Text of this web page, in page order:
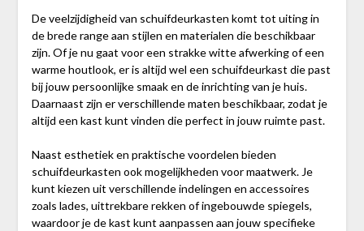
De veelzijdigheid van schuifdeurkasten komt tot uiting in
de brede range aan stijlen en materialen die beschikbaar
zijn. Of je nu gaat voor een strakke witte afwerking of een
warme houtlook, er is altijd wel een schuifdeurkast die past
bij jouw persoonlijke smaak en de inrichting van je huis.
Daarnaast zijn er verschillende maten beschikbaar, zodat je
altijd een kast kunt vinden die perfect in jouw ruimte past.
Naast esthetiek en praktische voordelen bieden
schuifdeurkasten ook mogelijkheden voor maatwerk. Je
kunt kiezen uit verschillende indelingen en accessoires
zoals lades, uittrekbare rekken of ingebouwde spiegels,
waardoor je de kast kunt aanpassen aan jouw specifieke